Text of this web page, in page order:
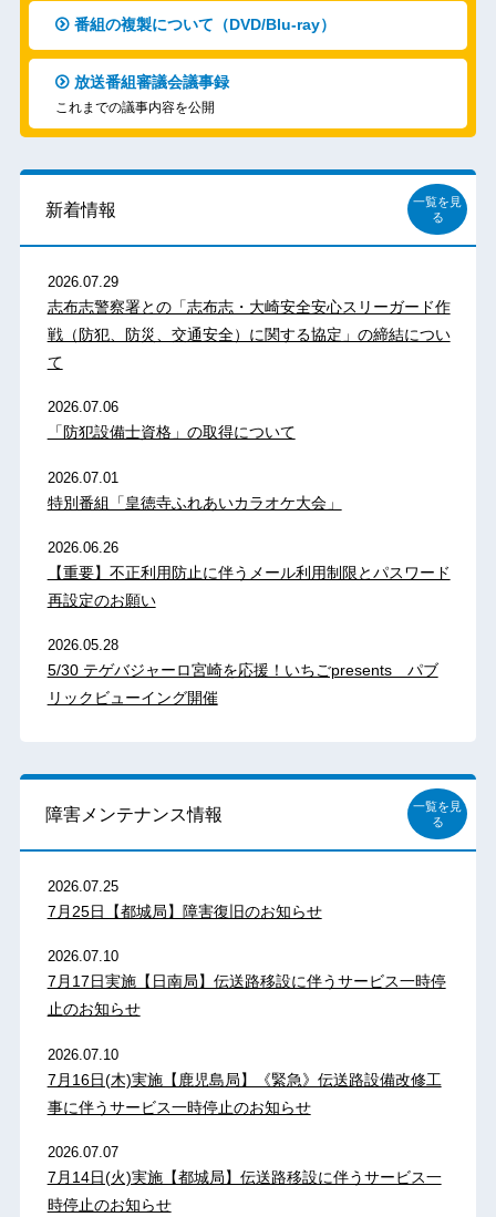
番組の複製について（DVD/Blu-ray）
放送番組審議会議事録
これまでの議事内容を公開
新着情報
一覧を見
る
2026.07.29
志布志警察署との「志布志・大崎安全安心スリーガード作
戦（防犯、防災、交通安全）に関する協定」の締結につい
て
2026.07.06
「防犯設備士資格」の取得について
2026.07.01
特別番組「皇徳寺ふれあいカラオケ大会」
2026.06.26
【重要】不正利用防止に伴うメール利用制限とパスワード
再設定のお願い
2026.05.28
5/30 テゲバジャーロ宮崎を応援！いちごpresents パブ
リックビューイング開催
障害メンテナンス情報
一覧を見
る
2026.07.25
7月25日【都城局】障害復旧のお知らせ
2026.07.10
7月17日実施【日南局】伝送路移設に伴うサービス一時停
止のお知らせ
2026.07.10
7月16日(木)実施【鹿児島局】《緊急》伝送路設備改修工
事に伴うサービス一時停止のお知らせ
2026.07.07
7月14日(火)実施【都城局】伝送路移設に伴うサービス一
時停止のお知らせ